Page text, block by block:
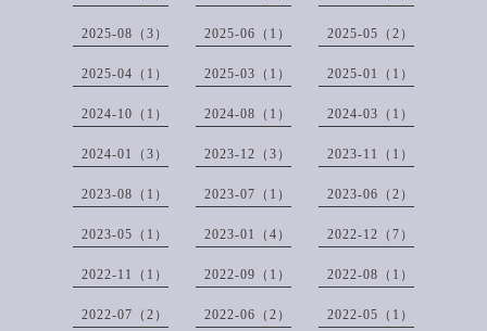
2025-08（3） 2025-06（1） 2025-05（2）
2025-04（1） 2025-03（1） 2025-01（1）
2024-10（1） 2024-08（1） 2024-03（1）
2024-01（3） 2023-12（3） 2023-11（1）
2023-08（1） 2023-07（1） 2023-06（2）
2023-05（1） 2023-01（4） 2022-12（7）
2022-11（1） 2022-09（1） 2022-08（1）
2022-07（2） 2022-06（2） 2022-05（1）